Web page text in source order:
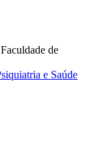
Faculdade de
e Saúde